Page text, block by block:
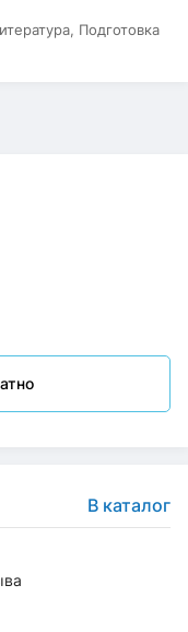
В каталог
Подготовка